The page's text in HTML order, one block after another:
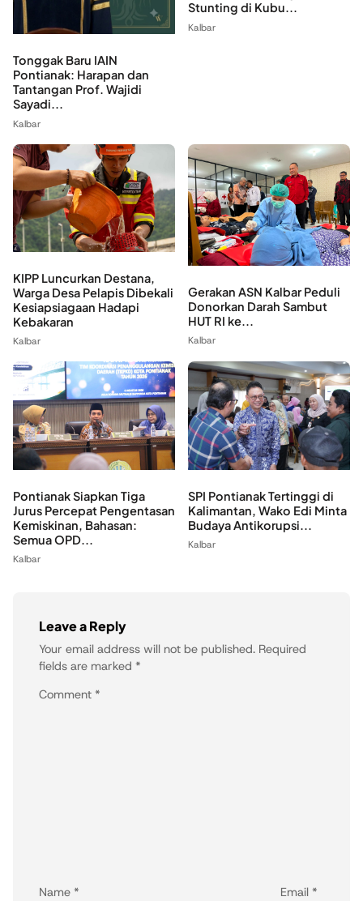
Tonggak Baru IAIN
Pontianak: Harapan dan
Tantangan Prof. Wajidi
Sayadi...
Kalbar
Stunting di Kubu...
Kalbar
KIPP Luncurkan Destana,
Warga Desa Pelapis Dibekali
Kesiapsiagaan Hadapi
Kebakaran
Kalbar
Gerakan ASN Kalbar Peduli
Donorkan Darah Sambut
HUT RI ke...
Kalbar
Pontianak Siapkan Tiga
Jurus Percepat Pengentasan
Kemiskinan, Bahasan:
Semua OPD...
Kalbar
SPI Pontianak Tertinggi di
Kalimantan, Wako Edi Minta
Budaya Antikorupsi...
Kalbar
Leave a Reply
Your email address will not be published. Required
fields are marked *
Comment *
Name * Email *